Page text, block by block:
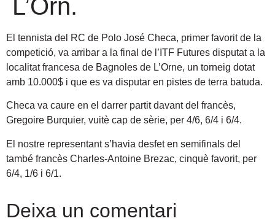
L’Orn.
El tennista del RC de Polo José Checa, primer favorit de la
competició, va arribar a la final de l’ITF Futures disputat a la
localitat francesa de Bagnoles de L’Orne, un torneig dotat
amb 10.000$ i que es va disputar en pistes de terra batuda.
Checa va caure en el darrer partit davant del francès,
Gregoire Burquier, vuitè cap de sèrie, per 4/6, 6/4 i 6/4.
El nostre representant s’havia desfet en semifinals del
també francès Charles-Antoine Brezac, cinquè favorit, per
6/4, 1/6 i 6/1.
Deixa un comentari